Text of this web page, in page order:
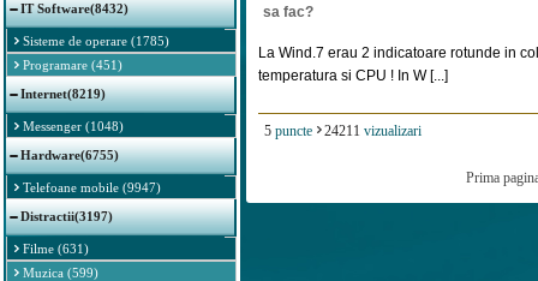
IT Software(8432)
Sisteme de operare (1785)
Programare (451)
Internet(8219)
Messenger (1048)
Hardware(6755)
Telefoane mobile (9947)
Distractii(3197)
Filme (631)
Muzica (599)
sa fac?
La Wind.7 erau 2 indicatoare rotunde in
temperatura si CPU ! In W [...]
5 puncte 24211 vizualizari
Prima